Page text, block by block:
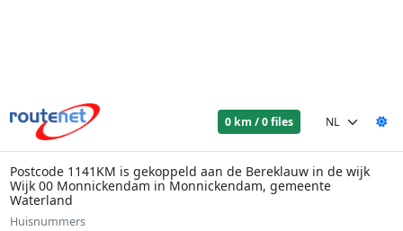
0 km / 0 files
Postcode 1141KM is gekoppeld aan de Bereklauw in de wijk
Wijk 00 Monnickendam in Monnickendam, gemeente
Waterland
Huisnummers